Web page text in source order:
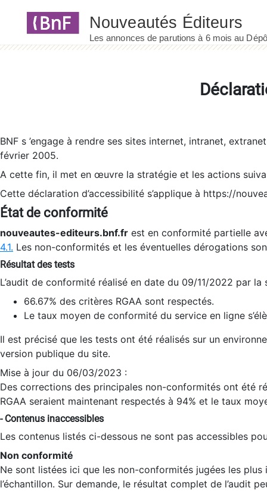
BNF s ’engage à rendre ses sites internet, intranet,
février 2005.
A cette fin, il met en œuvre la stratégie et les actions
Cette déclaration d’accessibilité s’applique à https://
État de conformité
nouveautes-editeurs.bnf.fr est en conformité partielle
4.1. Les non-conformités et les éventuelles dérogations
Résultat des tests
L’audit de conformité réalisé en date du 09/11/2022 par
66.67% des critères RGAA sont respectés.
Le taux moyen de conformité du service en ligne
Il est précisé que les tests ont été réalisés sur un
version publique du site.
Mise à jour du 06/03/2023 :
Des corrections des principales non-conformités ont été
RGAA seraient maintenant respectés à 94% et le taux
- Contenus inaccessibles
Les contenus listés ci-dessous ne sont pas accessibles
Non conformité
Ne sont listées ici que les non-conformités jugées les
l’échantillon. Sur demande, le résultat complet de l’audit